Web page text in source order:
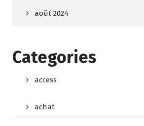
août 2024
Categories
access
achat